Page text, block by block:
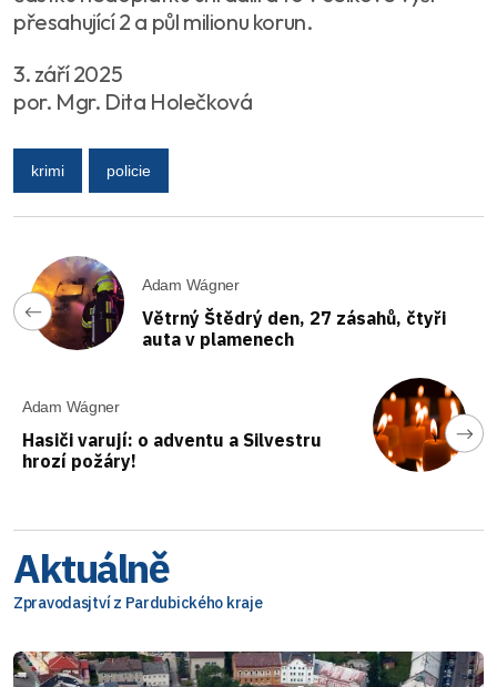
přesahující 2 a půl milionu korun.
3. září 2025
por. Mgr. Dita Holečková
krimi policie
Adam Wágner
Větrný Štědrý den, 27 zásahů, čtyři
auta v plamenech
Adam Wágner
Hasiči varují: o adventu a Silvestru
hrozí požáry!
Aktuálně
Zpravodasjtví z Pardubického kraje